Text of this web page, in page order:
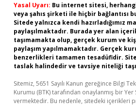
Yasal Uyarı: Bu internet sitesi,
veya şahıs şirketi ile hiçbir bağlantısı
Sitede yalnızca kendi hazırladığımız
paylaşılmaktadır. Burada yer alan
taşımamakta olup, gerçek kurum ve
paylaşım yapılmamaktadır. Gerçek
benzerlikleri tamamen tesadüfidir.
taslak halindedir ve tavsiye niteliği
Sitemiz, 5651 Sayılı Kanun gereğince Bilgi
Kurumu (BTK) tarafından onaylanmış bir Yer
vermektedir. Bu nedenle, sitedeki içerikleri